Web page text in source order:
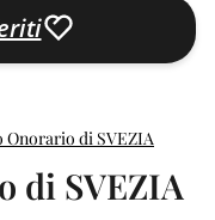
Onorario di SVEZIA
di SVEZIA